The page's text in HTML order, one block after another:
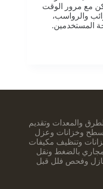
مع مرور الوقت
والرواسب،
المستخدمين.
والمعدات وتقديم
وخزانات وعزل
وتنظيف مكيفات
بالضغط ونقل
وفحص فلل قبل